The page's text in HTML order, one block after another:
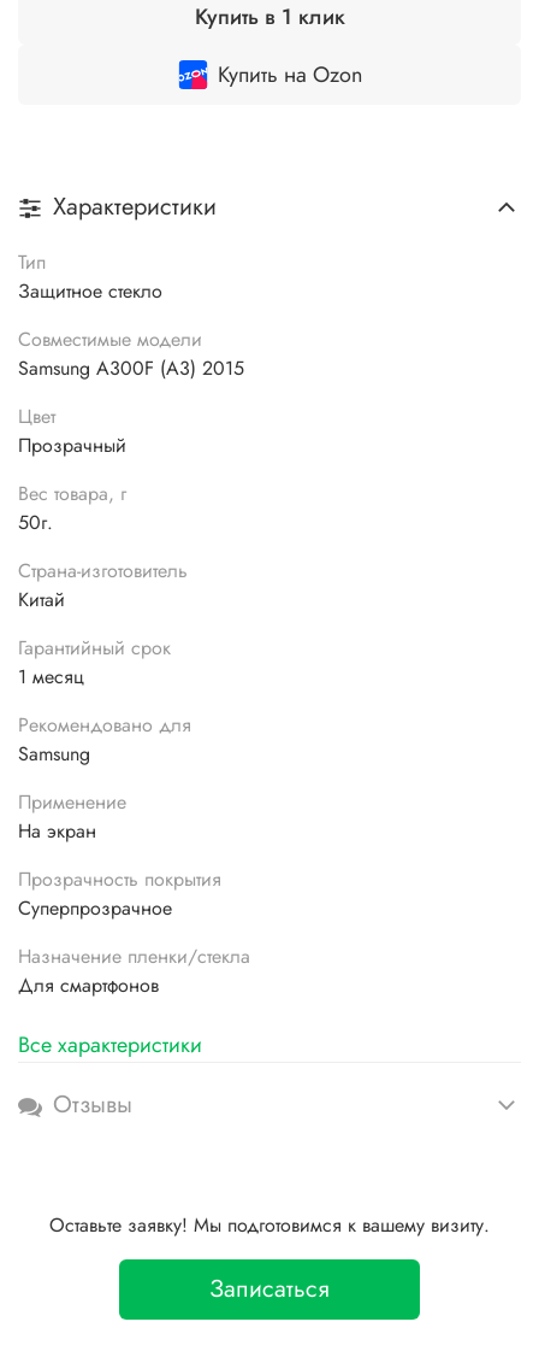
Купить в 1 клик
Купить на Ozon
Характеристики
Тип
Защитное стекло
Совместимые модели
Samsung A300F (A3) 2015
Цвет
Прозрачный
Вес товара, г
50г.
Страна-изготовитель
Китай
Гарантийный срок
1 месяц
Рекомендовано для
Samsung
Применение
На экран
Прозрачность покрытия
Суперпрозрачное
Назначение пленки/стекла
Для смартфонов
Все характеристики
Отзывы
Оставьте заявку! Мы подготовимся к вашему визиту.
Записаться